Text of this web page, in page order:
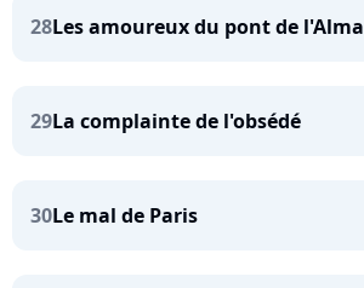
28Les amoureux du pont de l'Alma
29La complainte de l'obsédé
30Le mal de Paris